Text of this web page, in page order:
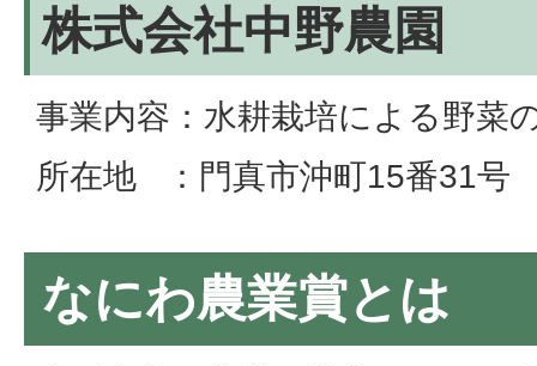
株式会社中野農園
事業内容：水耕栽培による野菜
所在地 ：門真市沖町15番31号
なにわ農業賞とは